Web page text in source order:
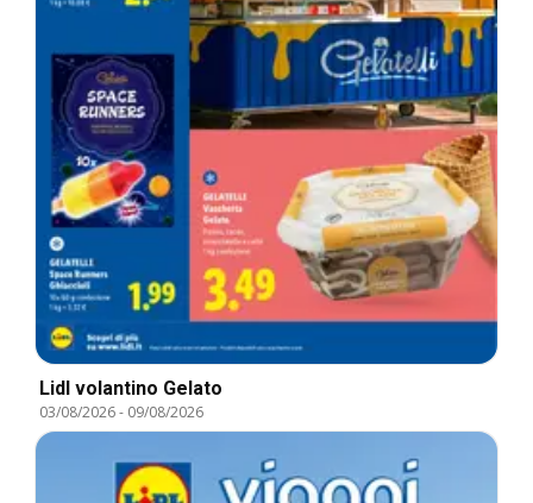
Lidl volantino Gelato
03/08/2026- 09/08/2026